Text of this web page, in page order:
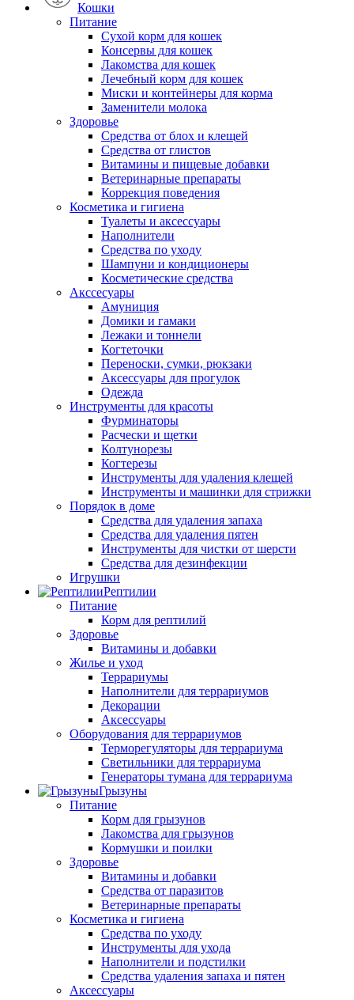
Кошки
Питание
Сухой корм для кошек
Консервы для кошек
Лакомства для кошек
Лечебный корм для кошек
Миски и контейнеры для корма
Заменители молока
Здоровье
Средства от блох и клещей
Средства от глистов
Витамины и пищевые добавки
Ветеринарные препараты
Коррекция поведения
Косметика и гигиена
Туалеты и аксессуары
Наполнители
Средства по уходу
Шампуни и кондиционеры
Косметические средства
Акссесуары
Амуниция
Домики и гамаки
Лежаки и тоннели
Когтеточки
Переноски, сумки, рюкзаки
Аксессуары для прогулок
Одежда
Инструменты для красоты
Фурминаторы
Расчески и щетки
Колтунорезы
Когтерезы
Инструменты для удаления клещей
Инструменты и машинки для стрижки
Порядок в доме
Средства для удаления запаха
Средства для удаления пятен
Инструменты для чистки от шерсти
Средства для дезинфекции
Игрушки
Рептилии
Питание
Корм для рептилий
Здоровье
Витамины и добавки
Жилье и уход
Террариумы
Наполнители для террариумов
Декорации
Аксессуары
Оборудования для террариумов
Терморегуляторы для террариума
Светильники для террариума
Генераторы тумана для террариума
Грызуны
Питание
Корм для грызунов
Лакомства для грызунов
Кормушки и поилки
Здоровье
Витамины и добавки
Средства от паразитов
Ветеринарные препараты
Косметика и гигиена
Средства по уходу
Инструменты для ухода
Наполнители и подстилки
Средства удаления запаха и пятен
Аксессуары